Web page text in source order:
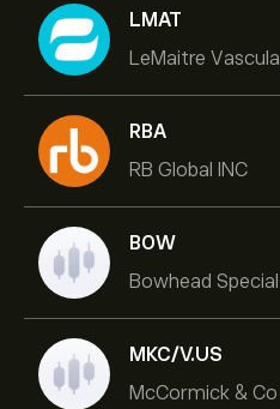
LMAT
LeMaitre
RBA
RB Global INC
BOW
Bowhead
MKC/V.US
McCormick &